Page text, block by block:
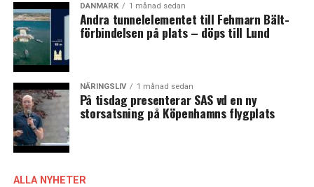
DANMARK 1 månad sedan
Andra tunnelelementet till Fehmarn Bält-
förbindelsen på plats – döps till Lund
NÄRINGSLIV 1 månad sedan
På tisdag presenterar SAS vd en ny
storsatsning på Köpenhamns flygplats
ALLA NYHETER